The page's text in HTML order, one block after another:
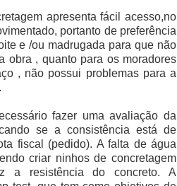
apresenta fácil acesso,no
portanto de preferência
e /ou madrugada para que não
obra , quanto para os moradores
, não possui problemas para a
fazer uma avaliação da
se a consistência está de
fiscal (pedido). A falta de água
criar ninhos de concretagem
a resistência do concreto. A